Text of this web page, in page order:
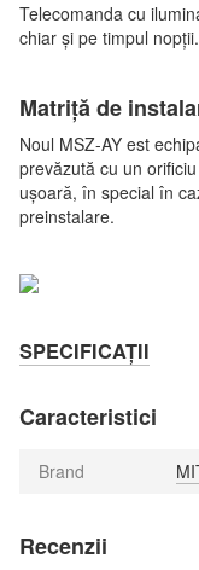
Telecomanda cu
chiar și pe timpul nopții.
Matriță de
Noul MSZ-AY est
prevăzută cu un
ușoară, în special în
preinstalare.
SPECIFICAȚII
Caracteristici
Brand
Recenzii